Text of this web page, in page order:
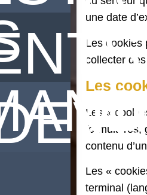
une date
Les cookies
collecter
Les
Les «
formulaires,
contenu
Les «
terminal